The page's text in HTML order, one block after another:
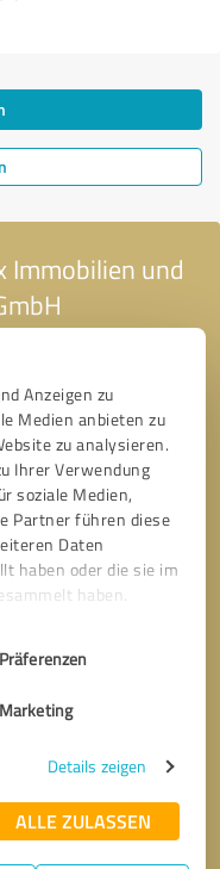
Anzeigen zu
Medien anbieten zu
zu analysieren.
Ihrer Verwendung
soziale Medien,
Partner führen diese
Daten
haben oder die sie im
haben.
Präferenzen
Marketing
Details zeigen
ALLE ZULASSEN
Immobilien und
* Erforderliche Angaben